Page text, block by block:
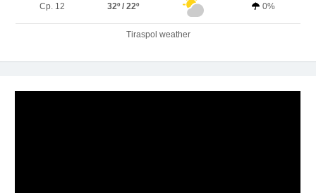
Ср. 12 32º / 22º 0%
Tiraspol weather